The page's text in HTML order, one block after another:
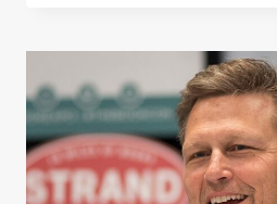
OP
VOLGORDE